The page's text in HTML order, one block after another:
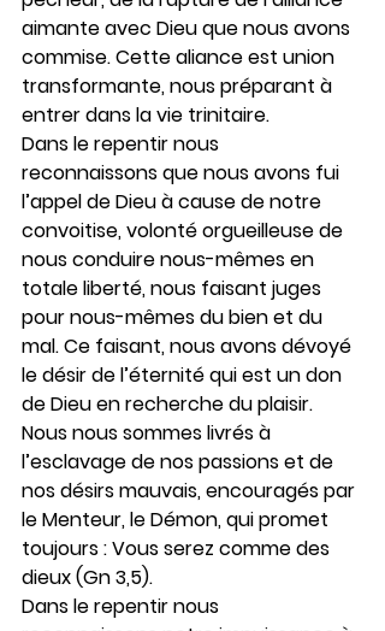
aimante avec Dieu que nous avons
commise. Cette aliance est union
transformante, nous préparant à
entrer dans la vie trinitaire.
Dans le repentir nous
reconnaissons que nous avons fui
l’appel de Dieu à cause de notre
convoitise, volonté orgueilleuse de
nous conduire nous-mêmes en
totale liberté, nous faisant juges
pour nous-mêmes du bien et du
mal. Ce faisant, nous avons dévoyé
le désir de l’éternité qui est un don
de Dieu en recherche du plaisir.
Nous nous sommes livrés à
l’esclavage de nos passions et de
nos désirs mauvais, encouragés par
le Menteur, le Démon, qui promet
toujours : Vous serez comme des
dieux (Gn 3,5).
Dans le repentir nous